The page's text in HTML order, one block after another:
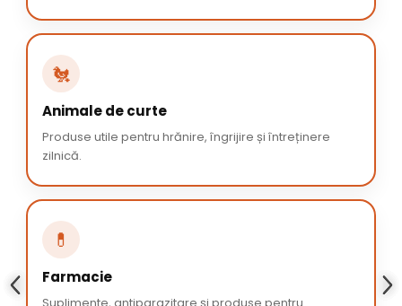
🐔
Animale de curte
Produse utile pentru hrănire, îngrijire și întreținere
zilnică.
💊
Farmacie